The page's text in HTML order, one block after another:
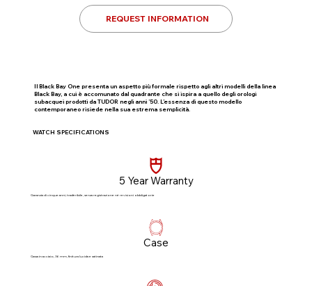
REQUEST INFORMATION
Il Black Bay One presenta un aspetto più formale rispetto agli altri modelli della linea
Black Bay, a cui è accomunato dal quadrante che si ispira a quello degli orologi
subacquei prodotti da TUDOR negli anni ’50. L’essenza di questo modello
contemporaneo risiede nella sua estrema semplicità.
WATCH SPECIFICATIONS
5 Year Warranty
Garanzia di cinque anni, trasferibile, senza registrazione né revisioni obbligatorie​
Case
Cassa in acciaio, 36 mm, finitura lucida e satinata